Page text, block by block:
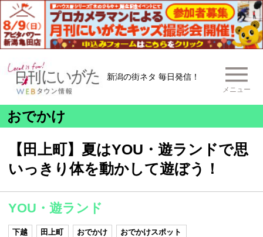
新潟の街ネタ 毎日発信！
メニュー
おでかけ
【田上町】夏はYOU・遊ランドで思
いっきり体を動かして遊ぼう！
YOU・遊ランド
下越 田上町 おでかけ
おでかけスポット